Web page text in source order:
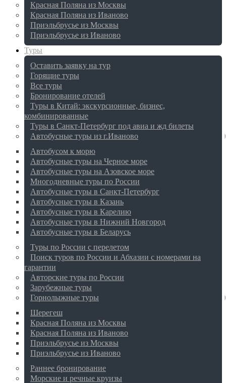
Красная Поляна из Москвы
Красная Поляна из Иваново
Приэльбрусье из Москвы
Приэльбрусье из Иваново
Туры
Оставить заявку на тур
Горящие туры
Все туры
Бронирование отелей
Туры в Китай: экскурсионные, бизнес,
комбинированные
Туры в Санкт-Петербург под авиа и жд билеты
Автобусные туры из г.Иваново
Автобусом к морю
Автобусные туры на Черное море
Автобусные туры на Азовское море
Многодневные туры по России
Автобусные туры в Санкт-Петербург
Автобусные туры в Казань
Автобусные туры в Карелию
Автобусные туры в Нижний Новгород
Автобусные туры в Беларусь
Туры по России с перелетом
Поиск туров по России и Абхазии с номерами на
гарантии
Авторские туры по России
Зарубежные туры
Горнолыжные туры
Шерегеш
Красная Поляна из Москвы
Красная Поляна из Иваново
Приэльбрусье из Москвы
Приэльбрусье из Иваново
Раннее бронирование
Морские и речные круизы